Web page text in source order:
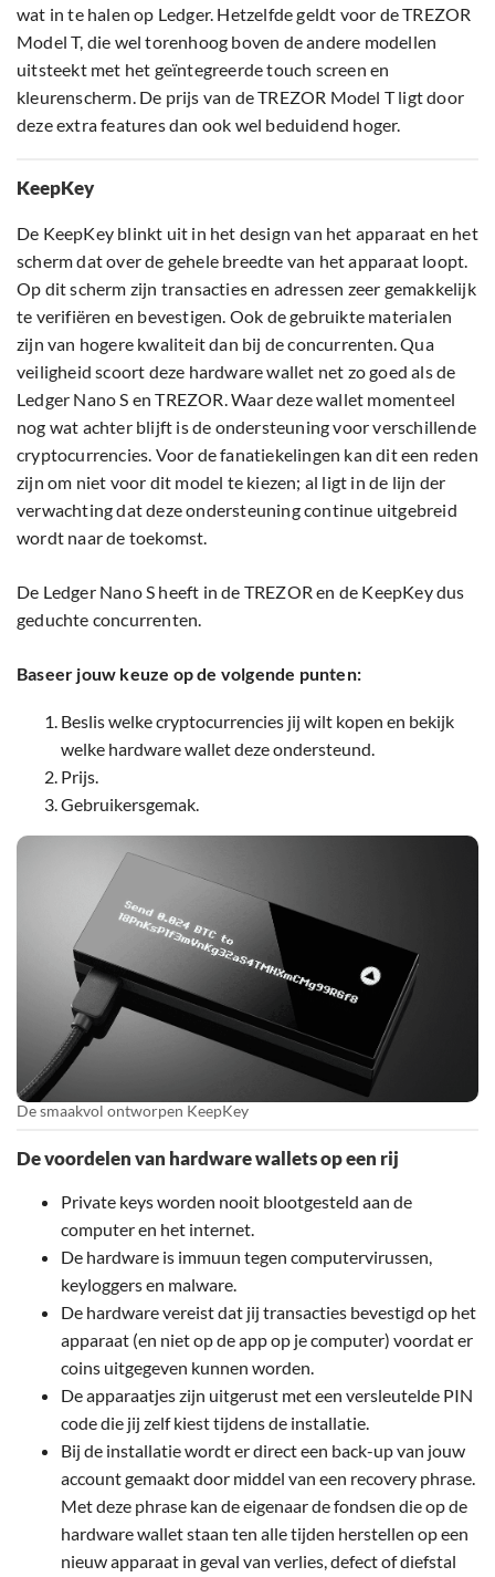
wat in te halen op Ledger. Hetzelfde geldt voor de TREZOR
Model T, die wel torenhoog boven de andere modellen
uitsteekt met het geïntegreerde touch screen en
kleurenscherm. De prijs van de TREZOR Model T ligt door
deze extra features dan ook wel beduidend hoger.
KeepKey
De KeepKey blinkt uit in het design van het apparaat en het
scherm dat over de gehele breedte van het apparaat loopt.
Op dit scherm zijn transacties en adressen zeer gemakkelijk
te verifiëren en bevestigen. Ook de gebruikte materialen
zijn van hogere kwaliteit dan bij de concurrenten. Qua
veiligheid scoort deze hardware wallet net zo goed als de
Ledger Nano S en TREZOR. Waar deze wallet momenteel
nog wat achter blijft is de ondersteuning voor verschillende
cryptocurrencies. Voor de fanatiekelingen kan dit een reden
zijn om niet voor dit model te kiezen; al ligt in de lijn der
verwachting dat deze ondersteuning continue uitgebreid
wordt naar de toekomst.
De Ledger Nano S heeft in de TREZOR en de KeepKey dus
geduchte concurrenten.
Baseer jouw keuze op de volgende punten:
Beslis welke cryptocurrencies jij wilt kopen en bekijk
welke hardware wallet deze ondersteund.
Prijs.
Gebruikersgemak.
De smaakvol ontworpen KeepKey
De voordelen van hardware wallets op een rij
Private keys worden nooit blootgesteld aan de
computer en het internet.
De hardware is immuun tegen computervirussen,
keyloggers en malware.
De hardware vereist dat jij transacties bevestigd op het
apparaat (en niet op de app op je computer) voordat er
coins uitgegeven kunnen worden.
De apparaatjes zijn uitgerust met een versleutelde PIN
code die jij zelf kiest tijdens de installatie.
Bij de installatie wordt er direct een back-up van jouw
account gemaakt door middel van een recovery phrase.
Met deze phrase kan de eigenaar de fondsen die op de
hardware wallet staan ten alle tijden herstellen op een
nieuw apparaat in geval van verlies, defect of diefstal